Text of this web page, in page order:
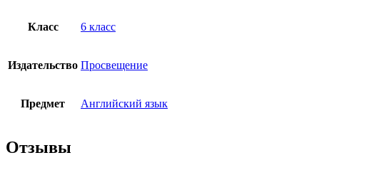
Класс 6 класс
Издательство Просвещение
Предмет Английский язык
Отзывы